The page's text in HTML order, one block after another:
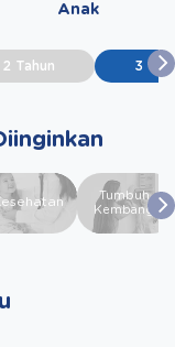
Anak
2 Tahun 3
Tumbuh
Kembang